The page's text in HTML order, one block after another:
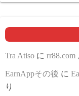
Tra Atiso に rr88.com
EarnAppその後 に
り